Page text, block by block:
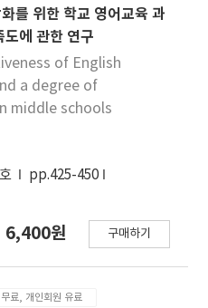
competency) while
teaching and
teachers as
designed course was
for validation
where they
in response to
service middle school
survey
of the semester with
in-service teachers
improve the three key
를 위한 학교 영어교육 과
도에 관한 연구
of English
a degree of
middle schools
pp.425-450
6,400원 구매하기
료, 개인회원 유료